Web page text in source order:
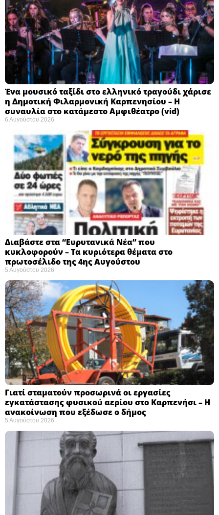
Ένα μουσικό ταξίδι στο ελληνικό τραγούδι χάρισε
η Δημοτική Φιλαρμονική Καρπενησίου – Η
συναυλία στο κατάμεστο Αμφιθέατρο (vid)
6 Αυγούστου 2026
Διαβάστε στα “Ευρυτανικά Νέα” που
κυκλοφορούν – Τα κυριότερα θέματα στο
πρωτοσέλιδο της 4ης Αυγούστου
5 Αυγούστου 2026
Γιατί σταματούν προσωρινά οι εργασίες
εγκατάστασης φυσικού αερίου στο Καρπενήσι – Η
ανακοίνωση που εξέδωσε ο δήμος
5 Αυγούστου 2026